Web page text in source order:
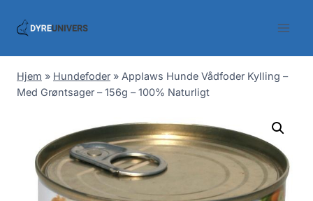
Hjem » Hundefoder » Applaws Hunde Vådfoder Kylling –
Med Grøntsager – 156g – 100% Naturligt